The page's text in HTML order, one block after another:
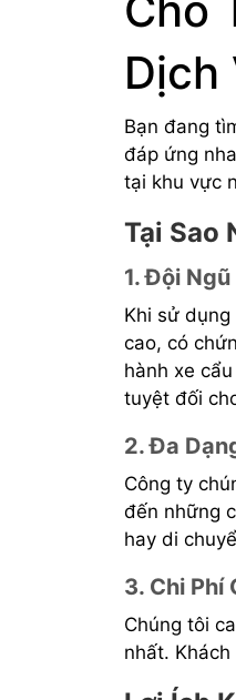
Dịch
Bạn đang
đáp ứng
tại khu vực
Tại Sao
1. Đội
Khi sử
cao, có
hành xe
tuyệt đối
2. Đa
Công ty
đến những
hay di
3. Chi Phí
Chúng tôi
nhất.